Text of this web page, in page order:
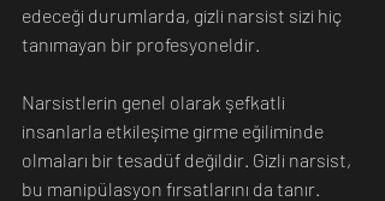
edeceği durumlarda, gizli narsist sizi hiç
tanımayan bir profesyoneldir.
Narsistlerin genel olarak şefkatli
insanlarla etkileşime girme eğiliminde
olmaları bir tesadüf değildir. Gizli narsist,
bu manipülasyon fırsatlarını da tanır.